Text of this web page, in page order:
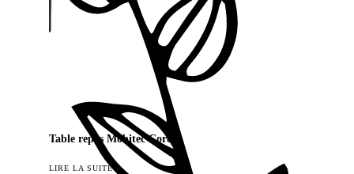
Table repas Mobitec Core
LIRE LA SUITE